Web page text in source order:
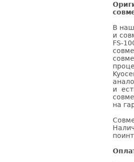
В
и
FS-
и
на